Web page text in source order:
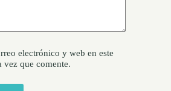
electrónico y web en este
vez que comente.